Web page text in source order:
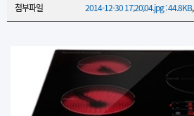
첨부파일 2014-12-30 17;20;04.jpg : 44.8KB,